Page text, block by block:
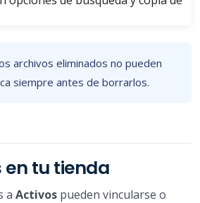
archivos eliminados no pueden
siempre antes de borrarlos.
en tu tienda
a Activos pueden vincularse o